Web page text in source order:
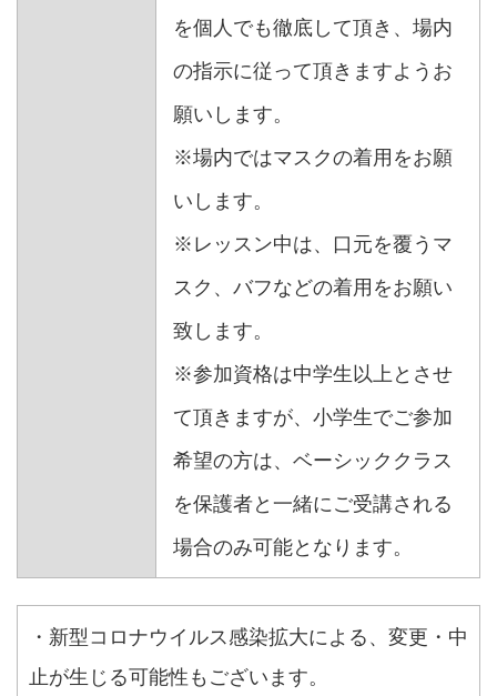
を個人でも徹底して頂き、場内
の指示に従って頂きますようお
願いします。
※場内ではマスクの着用をお願
いします。
※レッスン中は、口元を覆うマ
スク、バフなどの着用をお願い
致します。
※参加資格は中学生以上とさせ
て頂きますが、小学生でご参加
希望の方は、ベーシッククラス
を保護者と一緒にご受講される
場合のみ可能となります。
・新型コロナウイルス感染拡大による、変更・中
止が生じる可能性もございます。